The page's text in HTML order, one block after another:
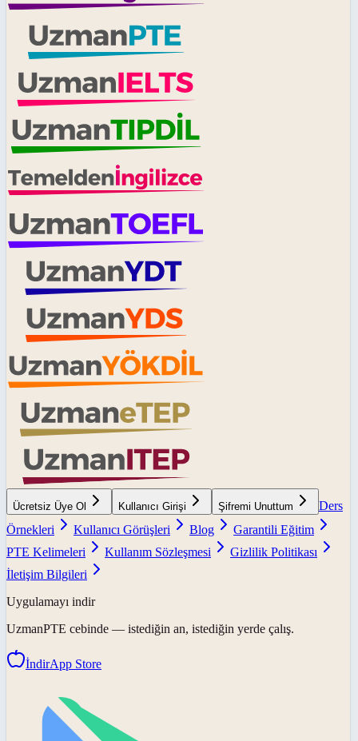
Ücretsiz Üye Ol Kullanıcı Girişi Şifremi Unuttum
Ders
Örnekleri
Kullanıcı Görüşleri Blog
Garantili Eğitim
PTE Kelimeleri
Kullanım Sözleşmesi
Gizlilik Politikası
İletişim Bilgileri
Uygulamayı indir
UzmanPTE cebinde — istediğin an, istediğin yerde çalış.
İndirApp Store